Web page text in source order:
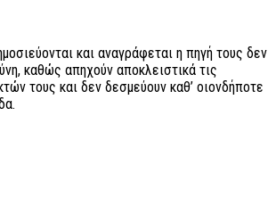
και αναγράφεται η πηγή τους δεν
καθώς απηχούν αποκλειστικά τις
τους και δεν δεσμεύουν καθ’ οιονδήποτε